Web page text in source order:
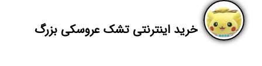
خرید اینترنتی تشک عروسکی بزرگ